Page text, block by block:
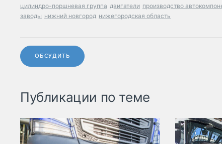
цилиндро-поршневая группа двигатели производство
заводы нижний новгород нижегородская область
ОБСУДИТЬ
Публикации по теме